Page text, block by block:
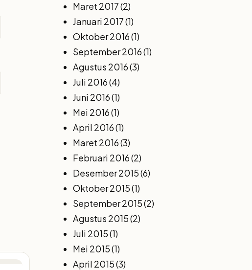
Maret 2017(2)
Januari 2017(1)
Oktober 2016(1)
September 2016(1)
Agustus 2016(3)
Juli 2016(4)
Juni 2016(1)
Mei 2016(1)
April 2016(1)
Maret 2016(3)
Februari 2016(2)
Desember 2015(6)
Oktober 2015(1)
September 2015(2)
Agustus 2015(2)
Juli 2015(1)
Mei 2015(1)
April 2015(3)